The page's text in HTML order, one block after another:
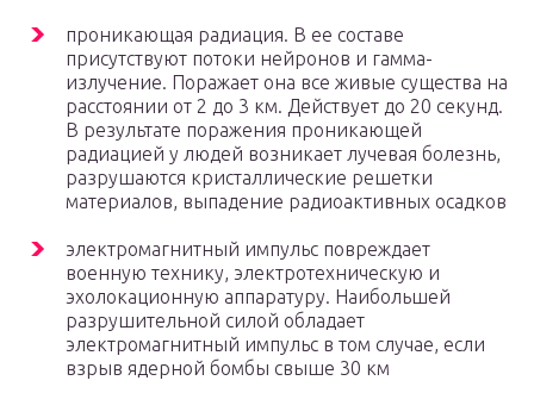
проникающая радиация. В ее составе
присутствуют потоки нейронов и гамма-
излучение. Поражает она все живые существа на
расстоянии от 2 до 3 км. Действует до 20 секунд.
В результате поражения проникающей
радиацией у людей возникает лучевая болезнь,
разрушаются кристаллические решетки
материалов, выпадение радиоактивных осадков
электромагнитный импульс повреждает
военную технику, электротехническую и
эхолокационную аппаратуру. Наибольшей
разрушительной силой обладает
электромагнитный импульс в том случае, если
взрыв ядерной бомбы свыше 30 км